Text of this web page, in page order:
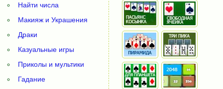
Найти числа
Макияж и Украшения
Драки
Казуальные игры
Приколы и мультики
Гадание